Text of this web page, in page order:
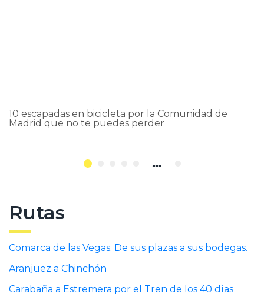
10 escapadas en bicicleta por la Comunidad de
Madrid que no te puedes perder
...
Rutas
Comarca de las Vegas. De sus plazas a sus bodegas.
Aranjuez a Chinchón
Carabaña a Estremera por el Tren de los 40 días